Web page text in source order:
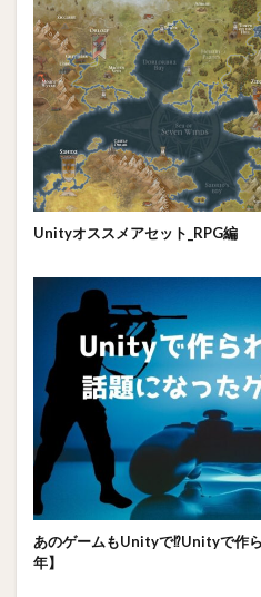
Unityオススメアセット_RPG編
あのゲームもUnityで⁉Unityで作
年】